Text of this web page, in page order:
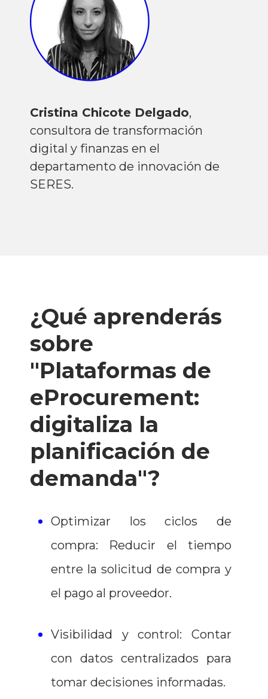
Cristina Chicote Delgado,
consultora de transformación
digital y finanzas en el
departamento de innovación de
SERES.
¿Qué aprenderás
sobre
"Plataformas de
eProcurement:
digitaliza la
planificación de
demanda"?
Optimizar los ciclos de
compra: Reducir el tiempo
entre la solicitud de compra y
el pago al proveedor.
Visibilidad y control: Contar
con datos centralizados para
tomar decisiones informadas.